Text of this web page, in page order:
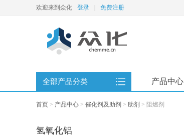
欢迎来到众化 登录 免费注册
全部产品分类 产品中心
首页 > 产品中心 > 催化剂及助剂 > 助剂 > 阻燃剂
氢氧化铝